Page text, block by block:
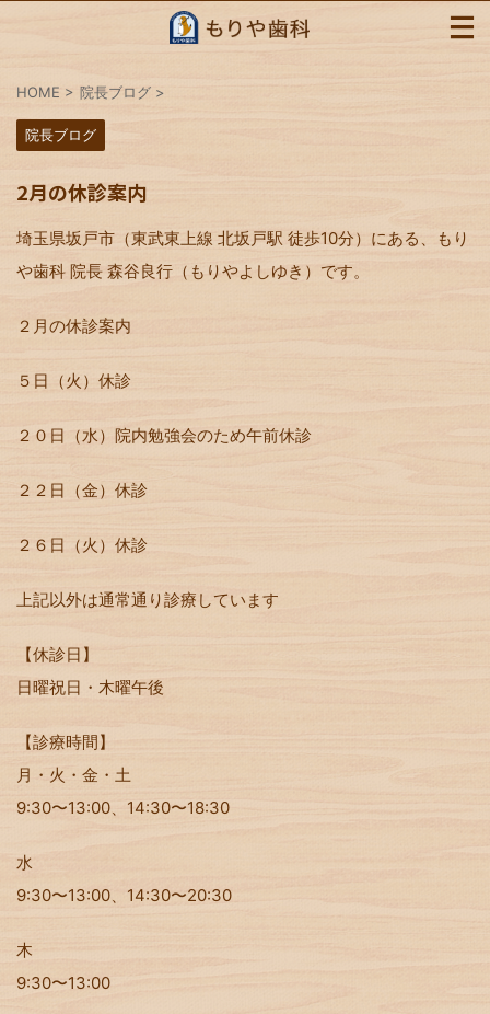
HOME > 院長ブログ >
院長ブログ
2月の休診案内
埼玉県坂戸市（東武東上線 北坂戸駅 徒歩10分）にある、もり
や歯科 院長 森谷良行（もりやよしゆき）です。
２月の休診案内
５日（火）休診
２０日（水）院内勉強会のため午前休診
２２日（金）休診
２６日（火）休診
上記以外は通常通り診療しています
【休診日】
日曜祝日・木曜午後
【診療時間】
月・火・金・土
9:30〜13:00、14:30〜18:30
水
9:30〜13:00、14:30〜20:30
木
9:30〜13:00